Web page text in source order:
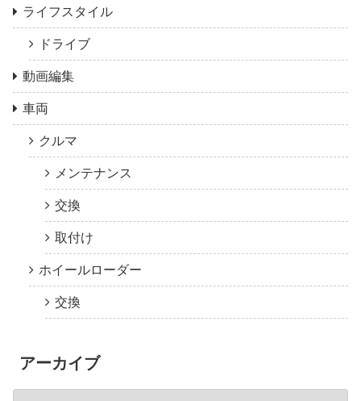
ライフスタイル
ドライブ
動画編集
車両
クルマ
メンテナンス
交換
取付け
ホイールローダー
交換
アーカイブ